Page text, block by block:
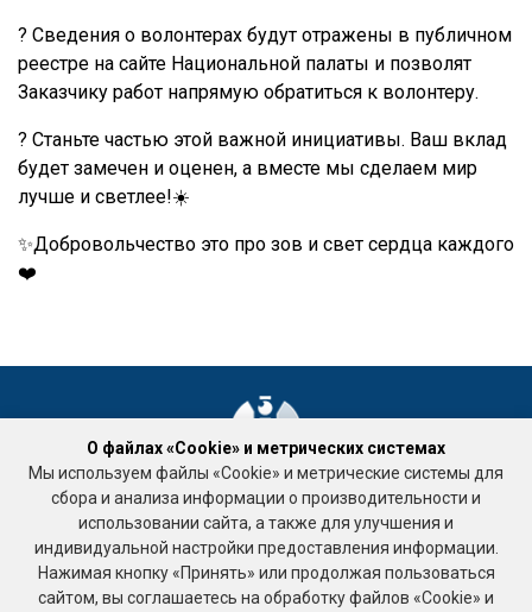
?️ Сведения о волонтерах будут отражены в публичном
реестре на сайте Национальной палаты и позволят
Заказчику работ напрямую обратиться к волонтеру.
? Станьте частью этой важной инициативы. Ваш вклад
будет замечен и оценен, а вместе мы сделаем мир
лучше и светлее!☀️
✨Добровольчество это про зов и свет сердца каждого
❤️
Ассоциация «Национальное объединение саморегулируемых
организаций кадастровых инженеров»
Подработка
123458, г. Москва, ул. Таллинская, д. 32, корпус 3 , офис 10
тел. +7 (495) 518-93-19
О файлах «Cookie» и метрических системах
Мы используем файлы «Cookie» и метрические системы для
сбора и анализа информации о производительности и
использовании сайта, а также для улучшения и
индивидуальной настройки предоставления информации.
Нажимая кнопку «Принять» или продолжая пользоваться
сайтом, вы соглашаетесь на обработку файлов «Cookie» и